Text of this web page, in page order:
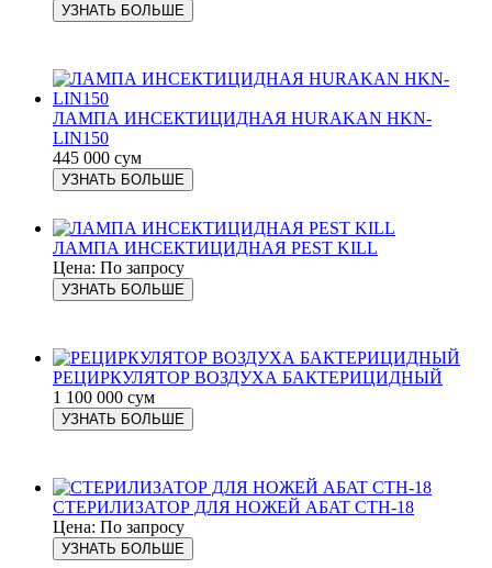
УЗНАТЬ БОЛЬШЕ
ЛАМПА ИНСЕКТИЦИДНАЯ HURAKAN HKN-
LIN150
445 000 сум
УЗНАТЬ БОЛЬШЕ
ЛАМПА ИНСЕКТИЦИДНАЯ PEST KILL
Цена: По запросу
УЗНАТЬ БОЛЬШЕ
РЕЦИРКУЛЯТОР ВОЗДУХА БАКТЕРИЦИДНЫЙ
1 100 000 сум
УЗНАТЬ БОЛЬШЕ
СТЕРИЛИЗАТОР ДЛЯ НОЖЕЙ AБAT СТН-18
Цена: По запросу
УЗНАТЬ БОЛЬШЕ